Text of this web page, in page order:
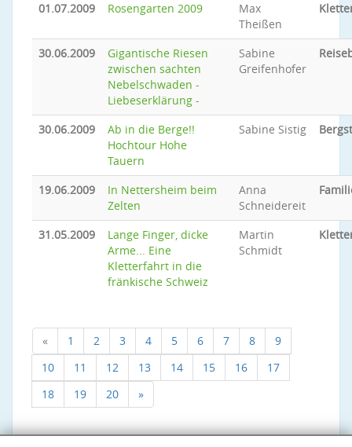
01.07.2009 Rosengarten 2009
Max
Theißen
30.06.2009
Gigantische Riesen
zwischen sachten
Nebelschwaden -
Liebeserklärung -
Sabine
Greifenhofer
30.06.2009
Ab in die Berge!!
Hochtour Hohe
Tauern
Sabine Sistig
19.06.2009
In Nettersheim beim
Zelten
Anna
Schneidereit
31.05.2009
Lange Finger, dicke
Arme... Eine
Kletterfahrt in die
fränkische Schweiz
Martin
Schmidt
« 1 2 3 4 5 6 7 8
9
10
11 12 13 14 15 16
17
18
19 20 »